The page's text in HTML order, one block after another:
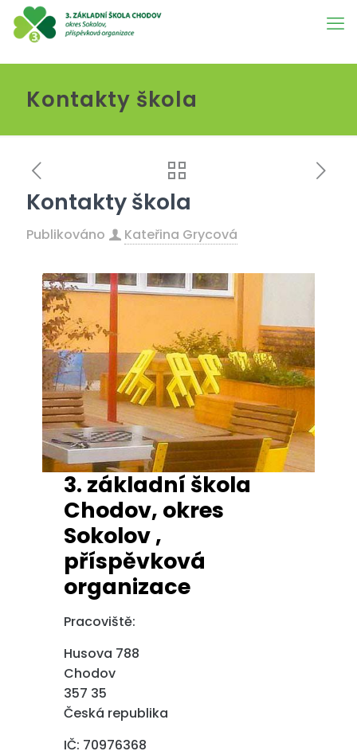
Kontakty škola
Kontakty škola
Publikováno Kateřina Grycová
3. základní škola
Chodov, okres
Sokolov ,
příspěvková
organizace
Pracoviště:
Husova 788
Chodov
357 35
Česká republika
IČ: 70976368